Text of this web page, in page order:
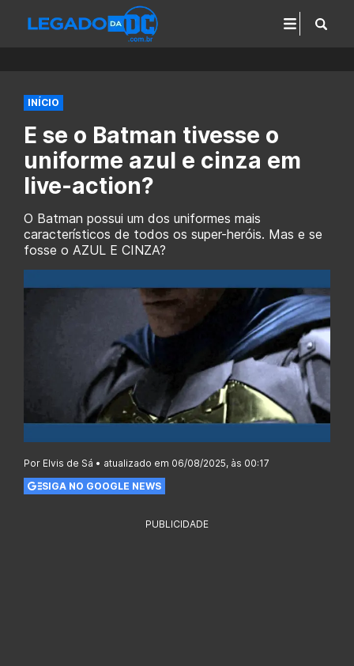
INÍCIO
E se o Batman tivesse o
uniforme azul e cinza em
live-action?
O Batman possui um dos uniformes mais
característicos de todos os super-heróis. Mas e se
fosse o AZUL E CINZA?
Por Elvis de Sá • atualizado em 06/08/2025, às 00:17
SIGA NO GOOGLE NEWS
PUBLICIDADE